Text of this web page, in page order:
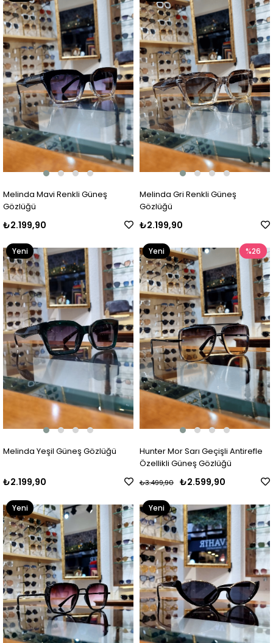
Melinda Mavi Renkli Güneş
Gözlüğü
₺2.199,90
Ürün
Melinda Gri Renkli Güneş
Gözlüğü
₺2.199,90
Ürün
Melinda Yeşil Güneş Gözlüğü
₺2.199,90
Yeni
Ürün
Hunter Mor Sarı Geçişli Antirefle
Özellikli Güneş Gözlüğü
₺2.599,90
₺3.499,90
%26
Yeni
Ürün
Yeni
Ürün
Yeni
Ürün